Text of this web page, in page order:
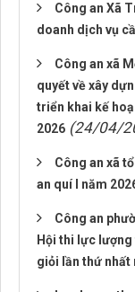
Công an Xã
doanh dịch vụ
Công an xã
quyết về xây
triển khai kế
2026 (24/04/
Công an xã
an quí I năm
Công an
Hội thi lực
giỏi lần thứ nhất